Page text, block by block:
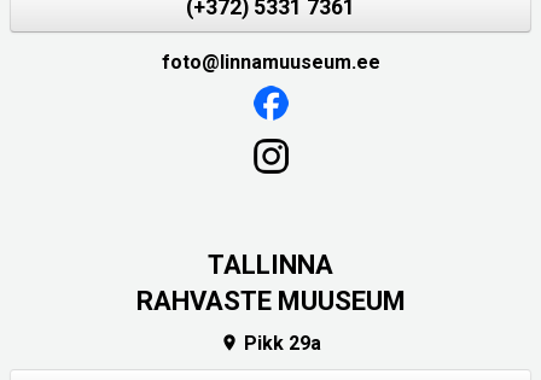
(+372) 5331 7361
foto@linnamuuseum.ee
TALLINNA
RAHVASTE MUUSEUM
 Pikk 29a